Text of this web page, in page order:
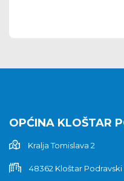
OPĆINA KLOŠTAR
Kralja Tomislava 2
48362 Kloštar Podravski